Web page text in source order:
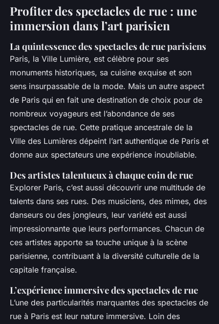
Profiter des spectacles de rue : une
immersion dans l’art parisien
La quintessence des spectacles de rue parisiens
Paris, la Ville Lumière, est célèbre pour ses
monuments historiques, sa cuisine exquise et son
sens insurpassable de la mode. Mais un autre aspect
de Paris qui en fait une destination de choix pour de
nombreux voyageurs est l’abondance de ses
spectacles de rue. Cette pratique ancestrale de la
Ville des Lumières dépeint l’art authentique de Paris et
donne aux spectateurs une expérience inoubliable.
Des artistes talentueux à chaque coin de rue
Explorer Paris, c’est aussi découvrir une multitude de
talents dans ses rues. Des musiciens, des mimes, des
danseurs ou des jongleurs, leur variété est aussi
impressionnante que leurs performances. Chacun de
ces artistes apporte sa touche unique à la scène
parisienne, contribuant à la diversité culturelle de la
capitale française.
L’expérience immersive des spectacles de rue
L’une des particularités marquantes des spectacles de
rue à Paris est leur nature immersive. Loin des